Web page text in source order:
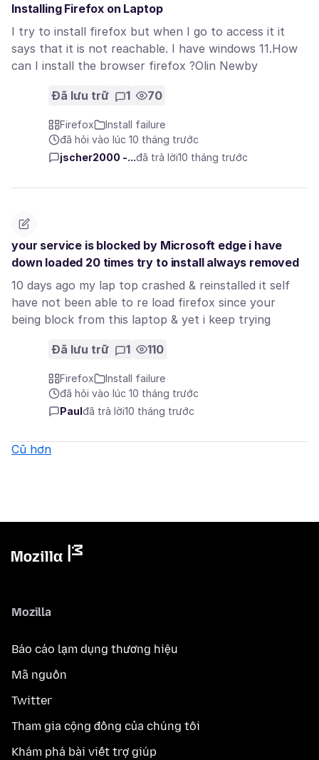
Installing Firefox on Laptop
I try to install firefox but when I go to access it it
says that it is not reachable. I have windows 11.How
can I install the browser firefox ?Olin Newby
Đã lưu trữ 1 70
Firefox
Install failure
đã hỏi vào lúc 10 tháng trước
jscher2000 -...đã trả lời10 tháng trước
your service is blocked by Microsoft edge i have
down loaded 20 times try to install always removed
10 days ago my lap top crashed & reinstalled it self
have not been able to re load firefox since your
being block from this laptop & yet i keep trying
Đã lưu trữ 1 110
Firefox
Install failure
đã hỏi vào lúc 10 tháng trước
Paul đã trả lời10 tháng trước
Cũ hơn
Mozilla
Báo cáo lạm dụng thương hiệu
Mã nguồn
Twitter
Tham gia cộng đồng của chúng tôi
Khám phá bài viết trợ giúp